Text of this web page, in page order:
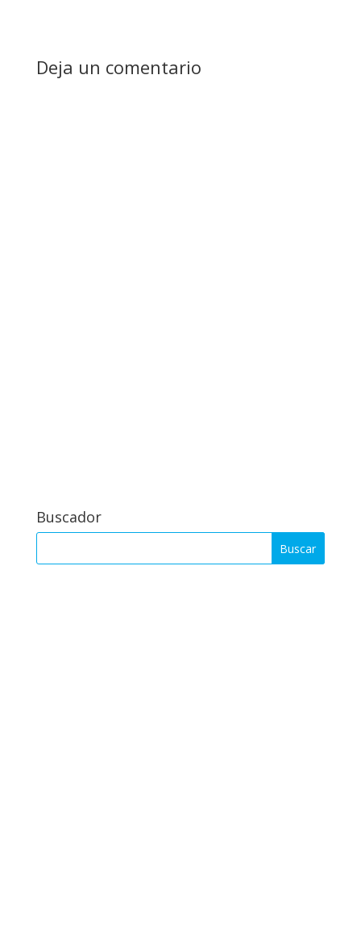
Deja un comentario
Buscador